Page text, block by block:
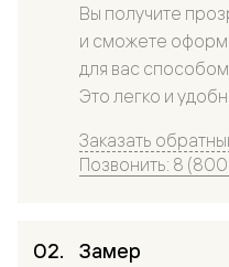
Вы получите
и сможете
для вас
Это легко и
Заказать
Позвонить: 8
Замер